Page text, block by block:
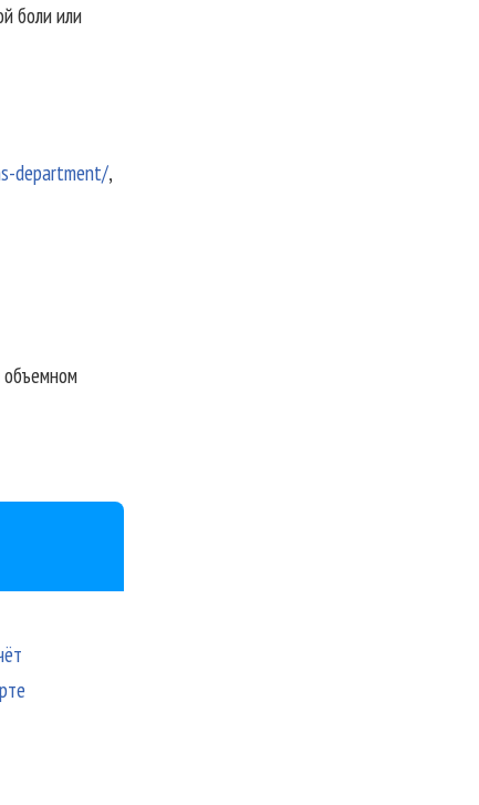
боли или
department/,
объемном